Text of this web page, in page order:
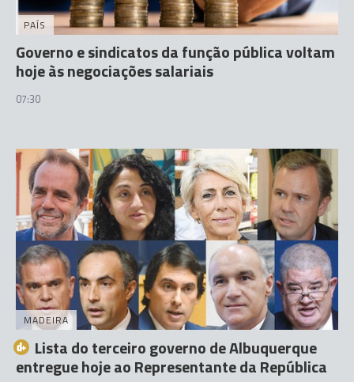
PAÍS
Governo e sindicatos da função pública voltam
hoje às negociações salariais
07:30
MADEIRA
Lista do terceiro governo de Albuquerque
entregue hoje ao Representante da República